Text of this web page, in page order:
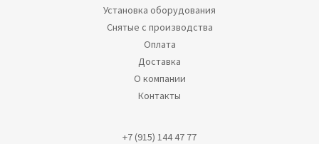
Установка оборудования
Снятые с производства
Оплата
Доставка
О компании
Контакты
+7 (915) 144 47 77